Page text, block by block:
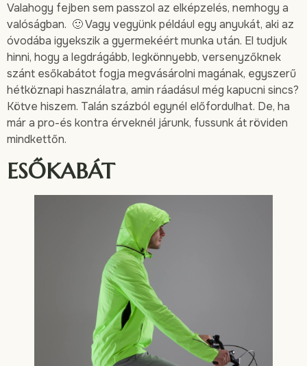
Valahogy fejben sem passzol az elképzelés, nemhogy a
valóságban. 🙂 Vagy vegyünk például egy anyukát, aki az
óvodába igyekszik a gyermekéért munka után. El tudjuk
hinni, hogy a legdrágább, legkönnyebb, versenyzőknek
szánt esőkabátot fogja megvásárolni magának, egyszerű
hétköznapi használatra, amin ráadásul még kapucni sincs?
Kötve hiszem. Talán százból egynél előfordulhat. De, ha
már a pro-és kontra érveknél járunk, fussunk át röviden
mindkettőn.
ESŐKABÁT